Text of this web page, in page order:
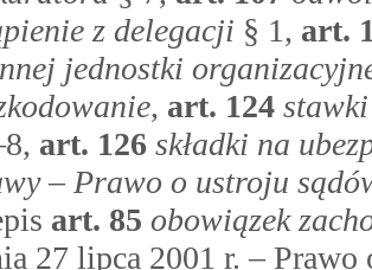
z delegacji § 1, art.
jednostki
, art. 124
art. 126 składki na
– Prawo o ustroju
art. 85 obowiązek
27 lipca 2001 r. –